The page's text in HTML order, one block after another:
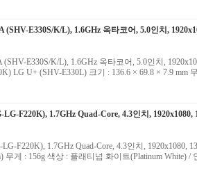
(SHV-E330S/K/L), 1.6GHz 옥타코어, 5.0인치,
E330S/K/L), 1.6GHz 옥타코어, 5.0인치,
LG U+ (SHV-E330L) 크기 : 136.6 × 69.8 × 7.9
F220K), 1.7GHz Quad-Core, 4.3인치, 1920x1080,
F220K), 1.7GHz Quad-Core, 4.3인치,
무게 : 156g 색상 : 플래티넘 화이트(Platinum White)